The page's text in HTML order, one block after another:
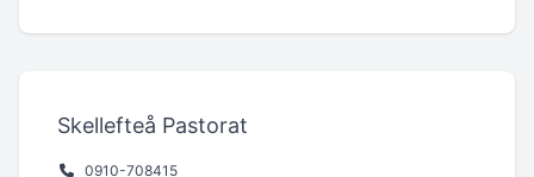
Skellefteå Pastorat
0910-708415